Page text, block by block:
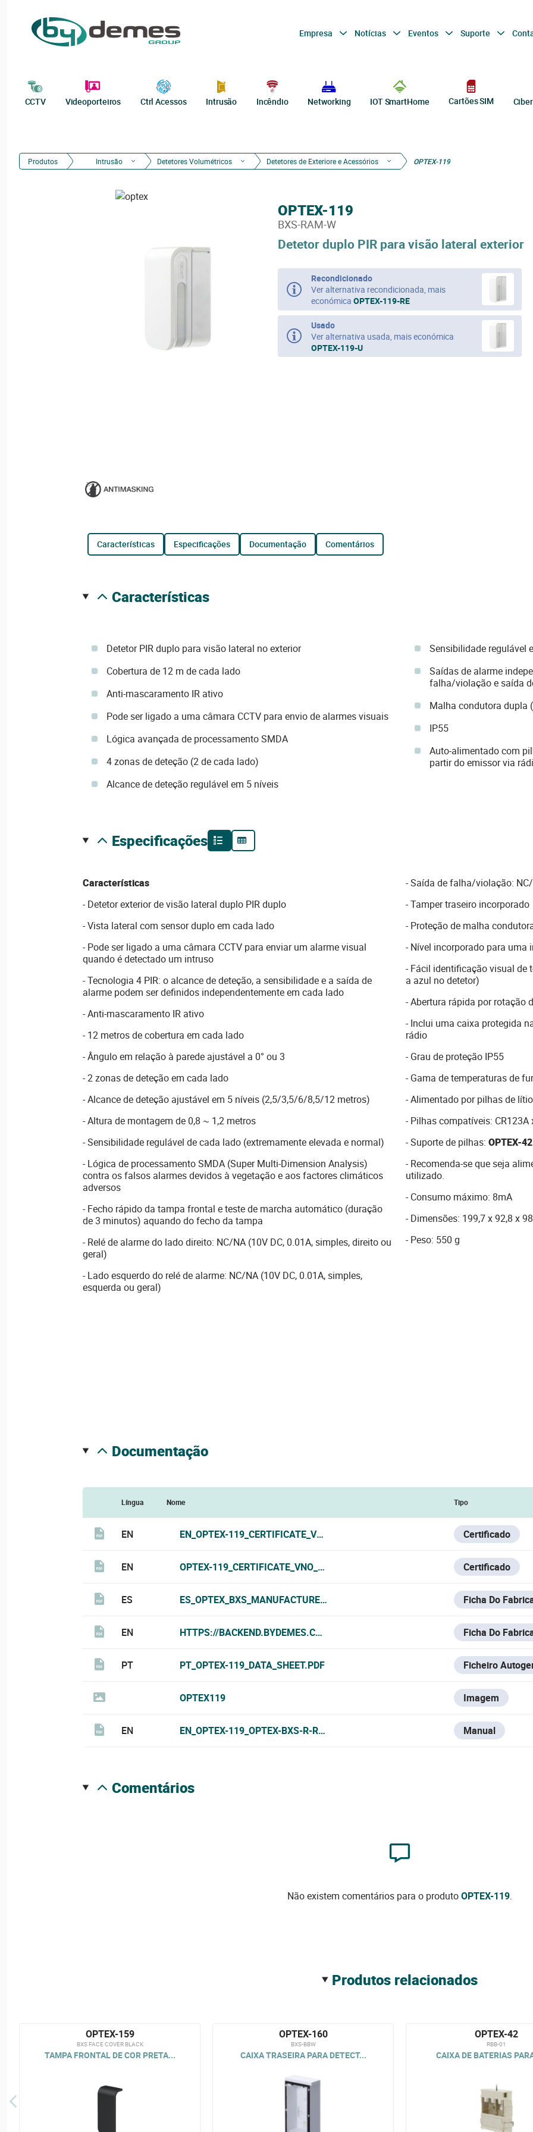
Empresa Notícias Eventos Suporte
CCTV Videoporteiros Ctrl Acessos Intrusão Incêndio Networking IOT SmartHome Cartões SIM
Produtos Intrusão Detetores Volumétricos Detetores de Exteriore e Acessórios OPTEX-119
Detetor duplo PIR para visão lateral exterior
OPTEX-119
BXS-RAM-W
Recondicionado
Ver alternativa recondicionada, mais
económica OPTEX-119-RE
Usado
Ver alternativa usada, mais económica
OPTEX-119-U
características especificações documentação comentários
características
Detetor PIR duplo para visão lateral no exterior
Cobertura de 12 m de cada lado
Anti-mascaramento IR ativo
Pode ser ligado a uma câmara CCTV para envio de alarmes visuais
Lógica avançada de processamento SMDA
4 zonas de deteção (2 de cada lado)
Alcance de deteção regulável em 5 níveis
Sensibilidade regulável
Saídas de alarme
falha/violação e saída
Malha condutora dupla
IP55
Auto-alimentado com
partir do emissor via
especificações
Características
- Detetor exterior de visão lateral duplo PIR duplo
- Vista lateral com sensor duplo em cada lado
- Pode ser ligado a uma câmara CCTV para enviar um alarme visual
quando é detectado um intruso
- Tecnologia 4 PIR: o alcance de deteção, a sensibilidade e a saída de
alarme podem ser definidos independentemente em cada lado
- Anti-mascaramento IR ativo
- 12 metros de cobertura em cada lado
- Ângulo em relação à parede ajustável a 0° ou 3
- 2 zonas de deteção em cada lado
- Alcance de deteção ajustável em 5 níveis (2,5/3,5/6/8,5/12 metros)
- Altura de montagem de 0,8 ~ 1,2 metros
- Sensibilidade regulável de cada lado (extremamente elevada e normal)
- Lógica de processamento SMDA (Super Multi-Dimension Analysis)
contra os falsos alarmes devidos à vegetação e aos factores climáticos
adversos
- Fecho rápido da tampa frontal e teste de marcha automático (duração
de 3 minutos) aquando do fecho da tampa
- Relé de alarme do lado direito: NC/NA (10V DC, 0.01A, simples, direito ou
geral)
- Lado esquerdo do relé de alarme: NC/NA (10V DC, 0.01A, simples,
esquerda ou geral)
- Saída de falha/violação:
- Tamper traseiro incorporado
- Proteção de malha
- Nível incorporado para uma
- Fácil identificação visual de
a azul no detetor)
- Abertura rápida por rotação
- Inclui uma caixa protegida
rádio
- Grau de proteção IP55
- Gama de temperaturas de
- Alimentado por pilhas de
- Pilhas compatíveis: CR123A
- Suporte de pilhas: OPTEX-42
- Recomenda-se que seja
utilizado.
- Consumo máximo: 8mA
- Dimensões: 199,7 x 92,8 x
- Peso: 550 g
documentação
Língua Nome Tipo
EN EN_OPTEX-119_CERTIFICATE_V1222.PDF Certificado
EN OPTEX-119_CERTIFICATE_VNO_EN.PDF Certificado
ES ES_OPTEX_BXS_MANUFACTURER_DATASHEET.PDF Ficha Do
EN HTTPS://BACKEND.BYDEMES.COM/ADMIN/PRODUCTOS/PDF/OPTEX-Ficha Do
PT PT_OPTEX-119_DATA_SHEET.PDF Ficheiro
OPTEX119 Imagem
EN EN_OPTEX-119_OPTEX-BXS-R-RAM-BATTERY-MODELS-MANUAL.PDF
Manual
comentários
Não existem comentários para o produtoOPTEX-119.
produtos relacionados
OPTEX-159
BXS FACE COVER BLACK
TAMPA FRONTAL DE COR PRETA...
OPTEX-160
BXS-BBW
CAIXA TRASEIRA PARA DETECT...
OPTEX-42
RBB-01
CAIXA DE BATERIAS